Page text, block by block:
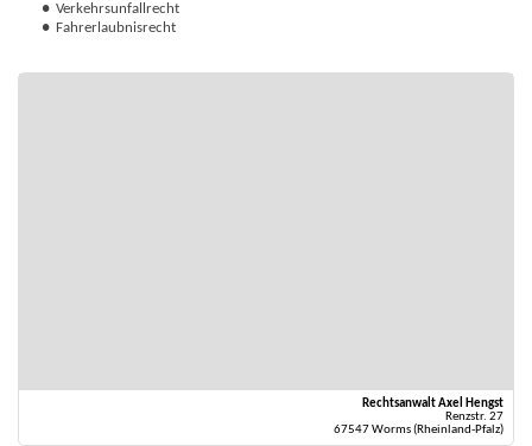
Verkehrsunfallrecht
Fahrerlaubnisrecht
Rechtsanwalt Axel Hengst
Renzstr. 27
67547 Worms (Rheinland-Pfalz)